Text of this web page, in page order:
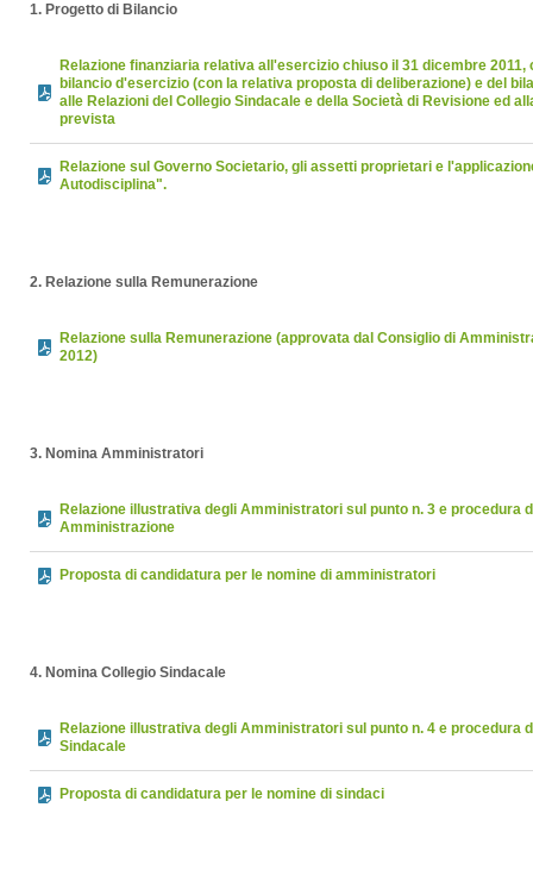
1. Progetto di Bilancio
Relazione finanziaria relativa all'esercizio chiuso il 31 dicembre
bilancio d'esercizio (con la relativa proposta di deliberazione) e del
alle Relazioni del Collegio Sindacale e della Società di Revisione ed
prevista
Relazione sul Governo Societario, gli assetti proprietari e
Autodisciplina".
2. Relazione sulla Remunerazione
Relazione sulla Remunerazione (approvata dal Consiglio di
2012)
3. Nomina Amministratori
Relazione illustrativa degli Amministratori sul punto n. 3 e procedura
Amministrazione
Proposta di candidatura per le nomine di amministratori
4. Nomina Collegio Sindacale
Relazione illustrativa degli Amministratori sul punto n. 4 e procedura
Sindacale
Proposta di candidatura per le nomine di sindaci